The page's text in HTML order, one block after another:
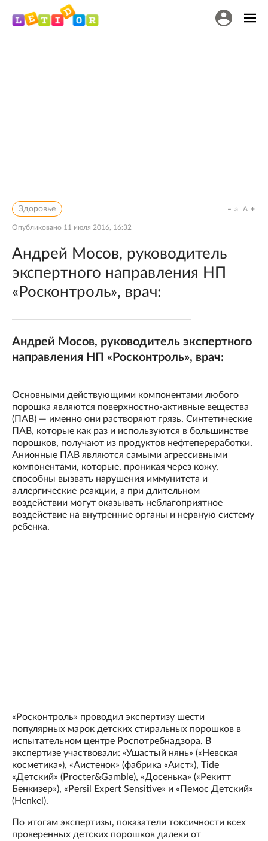
Здоровье
Опубликовано 11 июля 2016, 16:32
a A
Андрей Мосов, руководитель
экспертного направления НП
«Росконтроль», врач:
Андрей Мосов, руководитель экспертного
направления НП «Росконтроль», врач:
Основными действующими компонентами любого
порошка являются поверхностно-активные вещества
(ПАВ) — именно они растворяют грязь. Синтетические
ПАВ, которые как раз и используются в большинстве
порошков, получают из продуктов нефтепереработки.
Анионные ПАВ являются самыми агрессивными
компонентами, которые, проникая через кожу,
способны вызвать нарушения иммунитета и
аллергические реакции, а при длительном
воздействии могут оказывать неблагоприятное
воздействие на внутренние органы и нервную систему
ребенка.
«Росконтроль» проводил экспертизу шести
популярных марок детских стиральных порошков в
испытательном центре Роспотребнадзора. В
экспертизе участвовали: «Ушастый нянь» («Невская
косметика»), «Аистенок» (фабрика «Аист»), Tide
«Детский» (Procter&Gamble), «Досенька» («Рекитт
Бенкизер»), «Persil Expert Sensitive» и «Пемос Детский»
(Henkel).
По итогам экспертизы, показатели токсичности всех
проверенных детских порошков далеки от